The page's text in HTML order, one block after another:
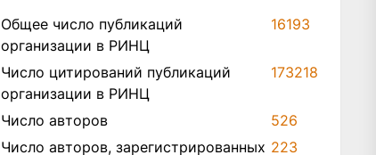
Общее число публикаций
организации в РИНЦ
16193
Число цитирований публикаций
организации в РИНЦ
173218
Число авторов
526
Число авторов, зарегистрированных 223